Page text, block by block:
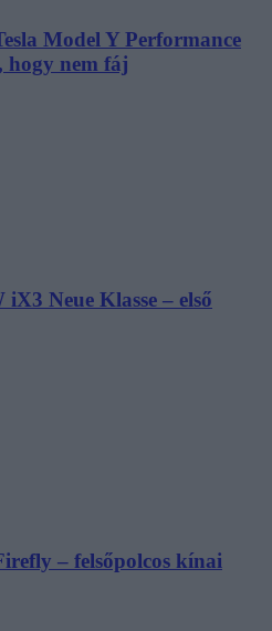
Model Y Performance
hogy nem fáj
Neue Klasse – első
– felsőpolcos kínai